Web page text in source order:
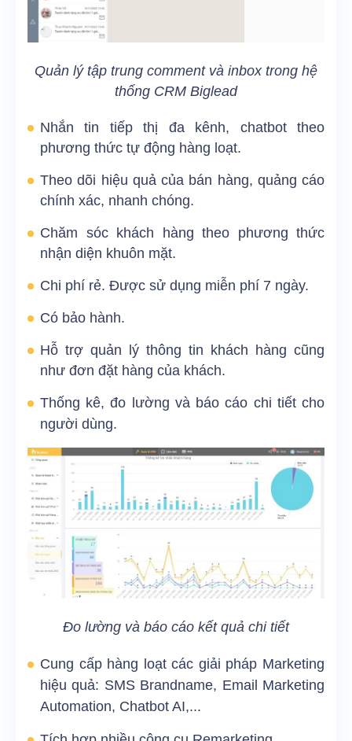
Quản lý tập trung comment và inbox trong hệ
thống CRM Biglead
Nhắn tin tiếp thị đa kênh, chatbot theo
phương thức tự động hàng loạt.
Theo dõi hiệu quả của bán hàng, quảng cáo
chính xác, nhanh chóng.
Chăm sóc khách hàng theo phương thức
nhận diện khuôn mặt.
Chi phí rẻ. Được sử dụng miễn phí 7 ngày.
Có bảo hành.
Hỗ trợ quản lý thông tin khách hàng cũng
như đơn đặt hàng của khách.
Thống kê, đo lường và báo cáo chi tiết cho
người dùng.
Đo lường và báo cáo kết quả chi tiết
Cung cấp hàng loạt các giải pháp Marketing
hiệu quả: SMS Brandname, Email Marketing
Automation, Chatbot AI,...